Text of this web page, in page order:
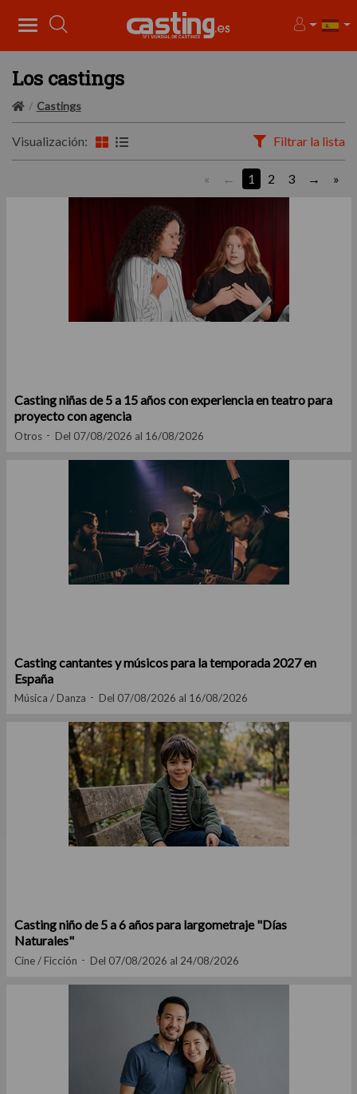
Los castings
Castings
Visualización: Filtrar la lista
« 1 2 3 »
Casting niñas de 5 a 15 años con experiencia en teatro para
proyecto con agencia
Otros Del 07/08/2026 al 16/08/2026
Casting cantantes y músicos para la temporada 2027 en
España
Música / Danza Del 07/08/2026 al 16/08/2026
Casting niño de 5 a 6 años para largometraje "Días
Naturales"
Cine / Ficción Del 07/08/2026 al 24/08/2026